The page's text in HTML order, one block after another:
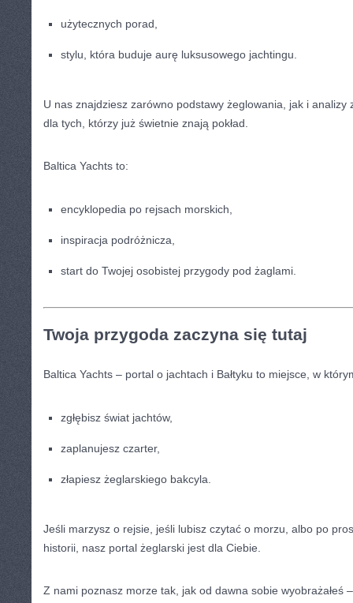
użytecznych porad,
stylu, która buduje aurę luksusowego jachtingu.
U nas znajdziesz zarówno podstawy żeglowania, jak i analizy
dla tych, którzy już świetnie znają pokład.
Baltica Yachts to:
encyklopedia po rejsach morskich,
inspiracja podróżnicza,
start do Twojej osobistej przygody pod żaglami.
Twoja przygoda zaczyna się tutaj
Baltica Yachts – portal o jachtach i Bałtyku to miejsce, w
zgłębisz świat jachtów,
zaplanujesz czarter,
złapiesz żeglarskiego bakcyla.
Jeśli marzysz o rejsie, jeśli lubisz czytać o morzu, albo po
historii, nasz portal żeglarski jest dla Ciebie.
Z nami poznasz morze tak, jak od dawna sobie wyobrażałeś